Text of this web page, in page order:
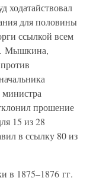
ходатайствовал
для половины
ссылкой всем
Мышкина,
прошение
15 из 28
в ссылку 80 из
в 1875–1876 гг.